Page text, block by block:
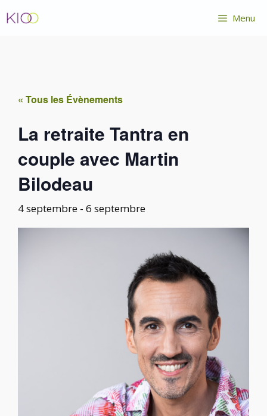
au
Menu
« Tous les Évènements
La retraite Tantra en
couple avec Martin
Bilodeau
4 septembre - 6 septembre